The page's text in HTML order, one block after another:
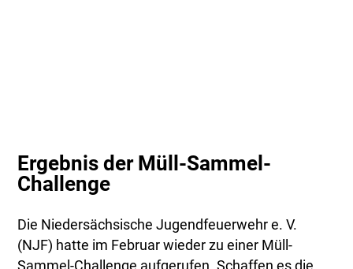
Ergebnis der Müll-Sammel-
Challenge
Die Niedersächsische Jugendfeuerwehr e. V.
(NJF) hatte im Februar wieder zu einer Müll-
Sammel-Challenge aufgerufen. Schaffen es die